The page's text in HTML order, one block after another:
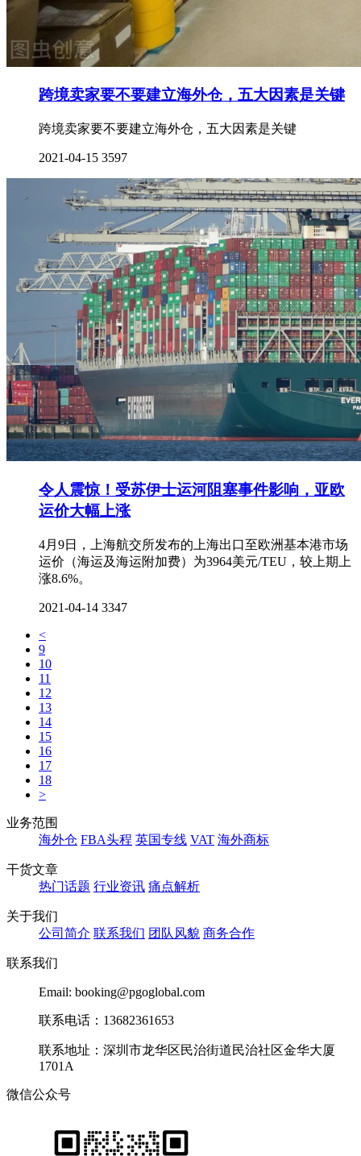
跨境卖家要不要建立海外仓，五大因素是关键
跨境卖家要不要建立海外仓，五大因素是关键
2021-04-15 3597
令人震惊！受苏伊士运河阻塞事件影响，亚欧
运价大幅上涨
4月9日，上海航交所发布的上海出口至欧洲基本港市场
运价（海运及海运附加费）为3964美元/TEU，较上期上
涨8.6%。
2021-04-14 3347
<
9
10
11
12
13
14
15
16
17
18
>
业务范围
海外仓 FBA头程 英国专线 VAT 海外商标
干货文章
热门话题 行业资讯 痛点解析
关于我们
公司简介 联系我们 团队风貌 商务合作
联系我们
Email: booking@pgoglobal.com
联系电话：13682361653
联系地址：深圳市龙华区民治街道民治社区金华大厦
1701A
微信公众号